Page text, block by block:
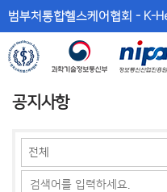
뉴
바
로
가
문
바
로
가
범부처통합헬스케어협회 - K-
공지사항